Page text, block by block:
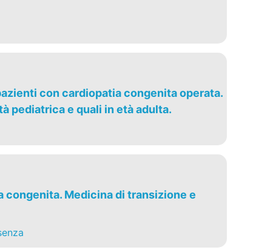
con cardiopatia congenita operata.
pediatrica e quali in età adulta.
congenita. Medicina di transizione e